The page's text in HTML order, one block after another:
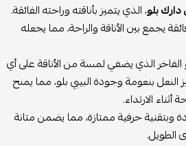
بلو، الذي يتميز بأناقته وراحته الفائقة.
يجمع بين الأناقة والراحة، مما يجعله
الفاخر الذي يضفي لمسة من الأناقة على أي
النعل بنعومة وجودة البيبي بلو، مما يمنح
أثناء الارتداء.
وبتقنية حرفية ممتازة، مما يضمن متانة
الطويل.